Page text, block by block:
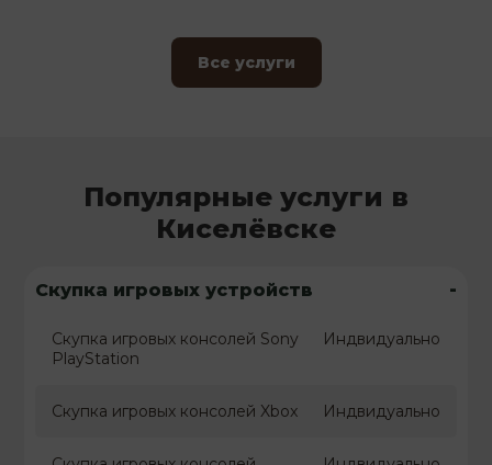
Все услуги
Популярные услуги в
Киселёвске
Скупка игровых устройств -
Скупка игровых консолей Sony
PlayStation
Индвидуально
Скупка игровых консолей Xbox Индвидуально